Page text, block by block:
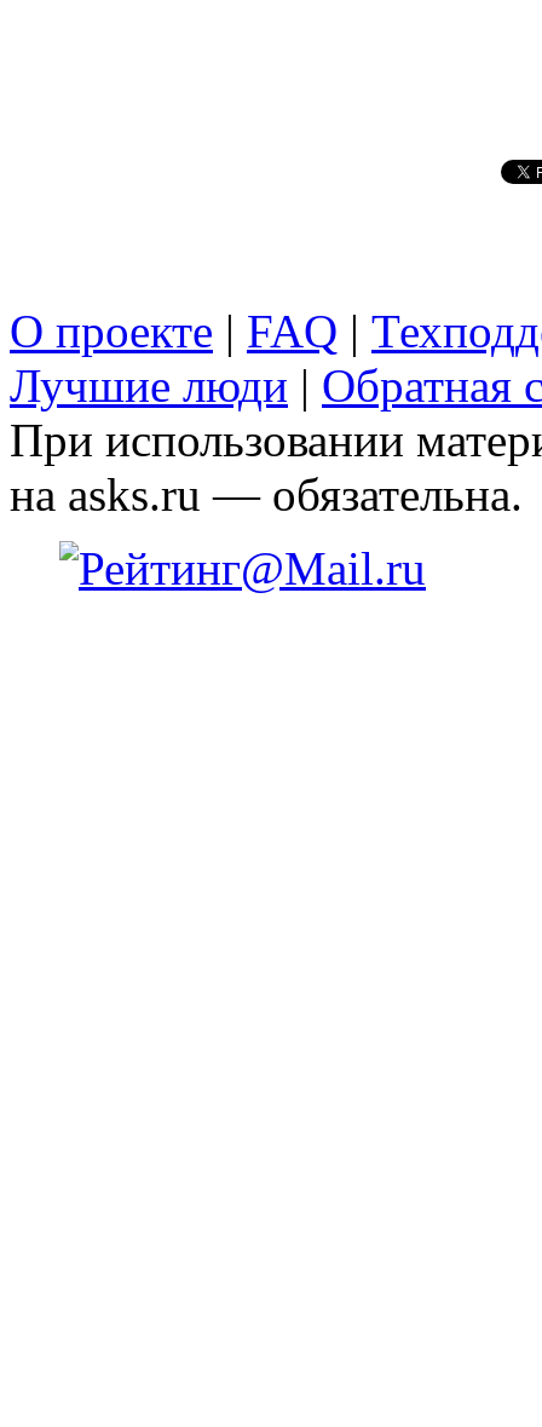
О проекте | FAQ |
Лучшие люди | Обратная
При использовании
на asks.ru — обязательна.